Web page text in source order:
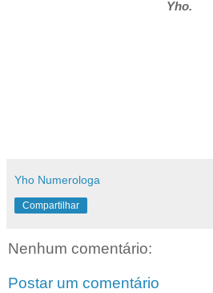
Yho.
Yho Numerologa
Compartilhar
Nenhum comentário:
Postar um comentário